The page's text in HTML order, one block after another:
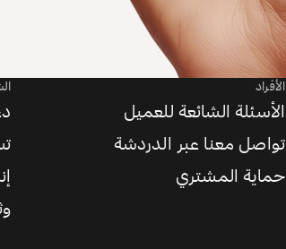
الأفراد
الأسئلة الشائعة للعميل
تواصل معنا عبر الدردشة
حماية المشتري